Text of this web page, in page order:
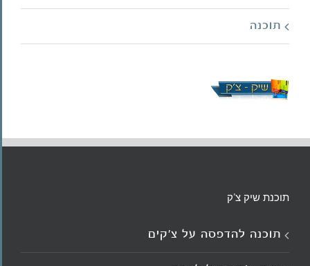
תוכנה
תוכנת שיק צ'ק
תוכנה להדפסה על צ’קים